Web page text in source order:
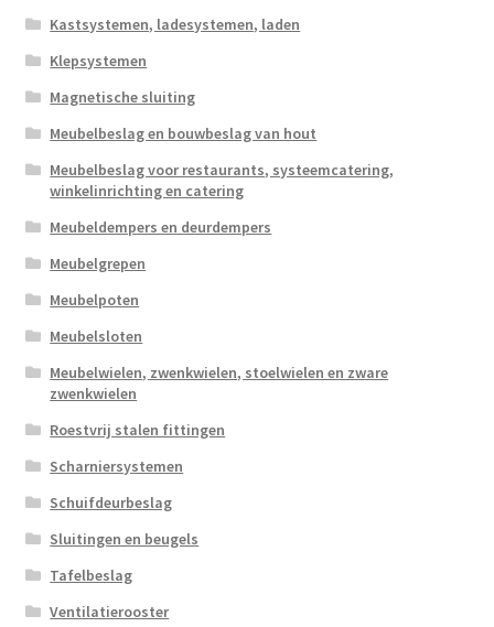
Kastsystemen, ladesystemen, laden
Klepsystemen
Magnetische sluiting
Meubelbeslag en bouwbeslag van hout
Meubelbeslag voor restaurants, systeemcatering,
winkelinrichting en catering
Meubeldempers en deurdempers
Meubelgrepen
Meubelpoten
Meubelsloten
Meubelwielen, zwenkwielen, stoelwielen en zware
zwenkwielen
Roestvrij stalen fittingen
Scharniersystemen
Schuifdeurbeslag
Sluitingen en beugels
Tafelbeslag
Ventilatierooster